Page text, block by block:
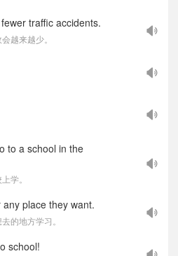
traffic accidents.
越来越少。
to a school in the
学。
place they want.
的地方学习。
school!